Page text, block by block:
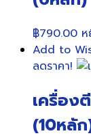
฿790.00 ห
Add to
ลดราคา!
เครื่อง
(10หลั